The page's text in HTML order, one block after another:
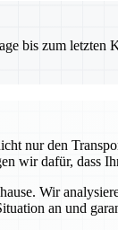
bis zum
nur den
wir dafür, dass
Wir
an und